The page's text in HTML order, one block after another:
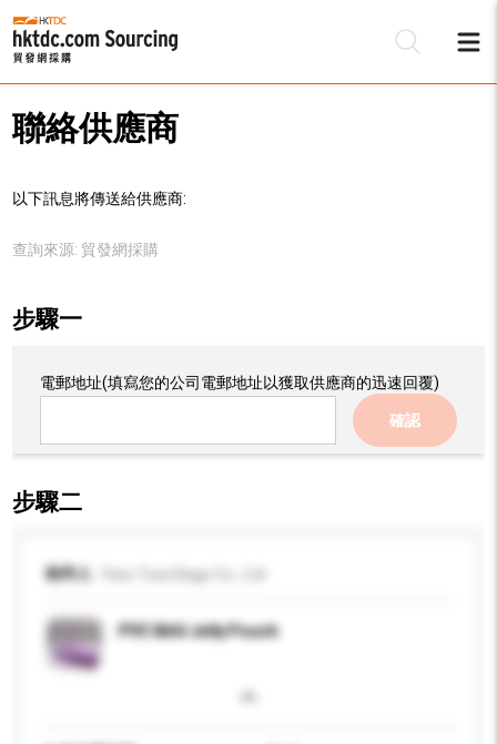
聯絡供應商
以下訊息將傳送給供應商:
查詢來源: 貿發網採購
步驟一
電郵地址(填寫您的公司電郵地址以獲取供應商的迅速回覆)
確認
步驟二
收件人
PVC BAG Jelly Pouch